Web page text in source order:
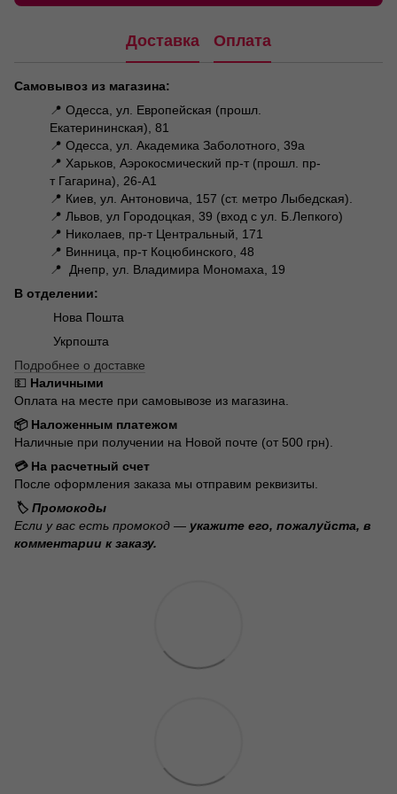
Доставка Оплата
Самовывоз из магазина:
📍 Одесса, ул. Европейская (прошл.
Екатерининская), 81
📍 Одесса, ул. Академика Заболотного, 39а
📍 Харьков, Аэрокосмический пр-т (прошл. пр-
т Гагарина), 26-А1
📍 Киев, ул. Антоновича, 157 (ст. метро Лыбедская).
📍 Львов, ул Городоцкая, 39 (вход с ул. Б.Лепкого)
📍 Николаев, пр-т Центральный, 171
📍 Винница, пр-т Коцюбинского, 48
📍 Днепр, ул. Владимира Мономаха, 19
В отделении:
Нова Пошта
Укрпошта
Подробнее о доставке
💵 Наличными
Оплата на месте при самовывозе из магазина.
📦 Наложенным платежом
Наличные при получении на Новой почте (от 500 грн).
💳 На расчетный счет
После оформления заказа мы отправим реквизиты.
🏷️ Промокоды
Если у вас есть промокод — укажите его, пожалуйста, в
комментарии к заказу.